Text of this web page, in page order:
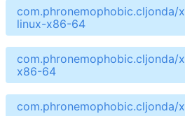
com.phronemophobic.cljonda/
linux-x86-64
x86-64
com.phronemophobic.cljonda/